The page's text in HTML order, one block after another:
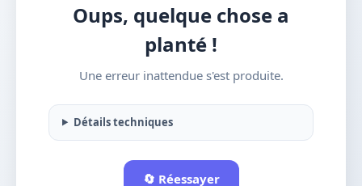
Oups, quelque chose a
planté !
Une erreur inattendue s'est produite.
Détails techniques
🔄 Réessayer